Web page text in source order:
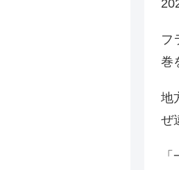
フ
巻
地
ぜ